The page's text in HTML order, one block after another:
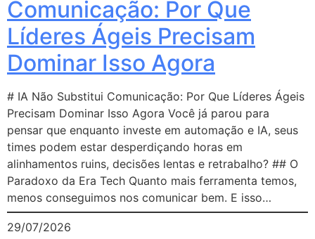
Comunicação: Por Que
Líderes Ágeis Precisam
Dominar Isso Agora
# IA Não Substitui Comunicação: Por Que Líderes Ágeis
Precisam Dominar Isso Agora Você já parou para
pensar que enquanto investe em automação e IA, seus
times podem estar desperdiçando horas em
alinhamentos ruins, decisões lentas e retrabalho? ## O
Paradoxo da Era Tech Quanto mais ferramenta temos,
menos conseguimos nos comunicar bem. E isso…
29/07/2026